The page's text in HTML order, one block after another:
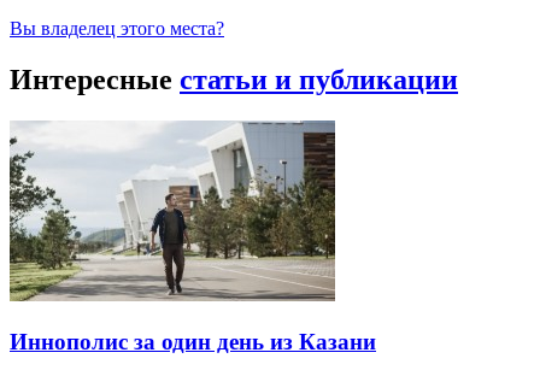
Вы владелец этого места?
Интересные статьи и публикации
Иннополис за один день из Казани